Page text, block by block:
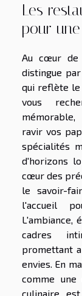
Les
pour
Au cœur de
distingue
qui reflète le
vous
ravir vos
spécialités
d'horizons
cœur des
le savoir-
l'accueil
L'ambiance,
cadres
promettant
envies. En
comme
culinaire